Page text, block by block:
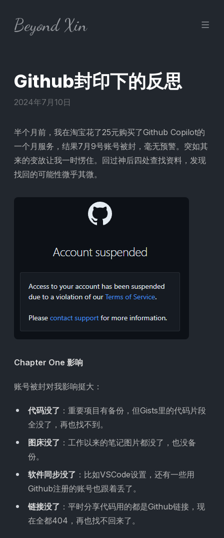
Beyond Xin
Github封印下的反思
2024年7月10日
半个月前，我在淘宝花了25元购买了Github Copilot的
一个月服务，结果7月9号账号被封，毫无预警。突如其
来的变故让我一时愣住。回过神后四处查找资料，发现
找回的可能性微乎其微。
Chapter One 影响
账号被封对我影响挺大：
代码没了 ：重要项目有备份，但Gists里的代码片段
全没了，再也找不到。
图床没了 ：工作以来的笔记图片都没了，也没备
份。
软件同步没了 ：比如VSCode设置，还有一些用
Github注册的账号也跟着丢了。
链接没了 ：平时分享代码用的都是Github链接，现
在全都404，再也找不回来了。